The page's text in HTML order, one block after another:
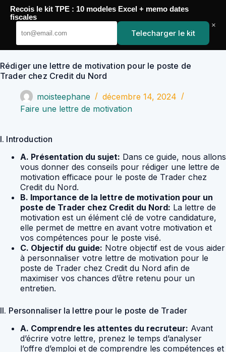
Passer
contenu
YoupiJobs
Rédiger une lettre de motivation pour le poste de
Trader chez Credit du Nord
moisteephane
décembre 14, 2024
Faire une lettre de motivation
I. Introduction
A. Présentation du sujet: Dans ce guide, nous allons
vous donner des conseils pour rédiger une lettre de
motivation efficace pour le poste de Trader chez
Credit du Nord.
B. Importance de la lettre de motivation pour un
poste de Trader chez Credit du Nord: La lettre de
motivation est un élément clé de votre candidature,
elle permet de mettre en avant votre motivation et
vos compétences pour le poste visé.
C. Objectif du guide: Notre objectif est de vous aider
à personnaliser votre lettre de motivation pour le
poste de Trader chez Credit du Nord afin de
maximiser vos chances d’être retenu pour un
entretien.
II. Personnaliser la lettre pour le poste de Trader
A. Comprendre les attentes du recruteur: Avant
d’écrire votre lettre, prenez le temps d’analyser
l’offre d’emploi et de comprendre les compétences et
Recois le kit TPE : 10 modeles Excel + memo dates
fiscales
Telecharger le kit
×